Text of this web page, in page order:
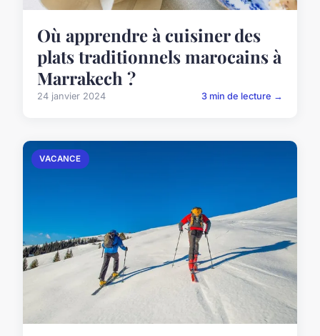
Où apprendre à cuisiner des
plats traditionnels marocains à
Marrakech ?
24 janvier 2024 3 min de lecture →
VACANCE